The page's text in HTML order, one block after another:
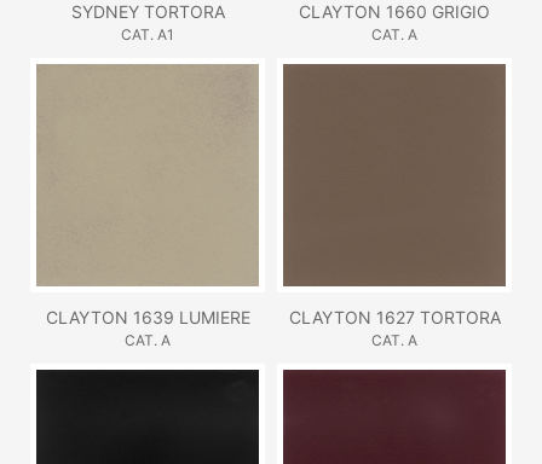
SYDNEY TORTORA
CAT. A1
CLAYTON 1660 GRIGIO
CAT. A
CLAYTON 1639 LUMIERE
CAT. A
CLAYTON 1627 TORTORA
CAT. A